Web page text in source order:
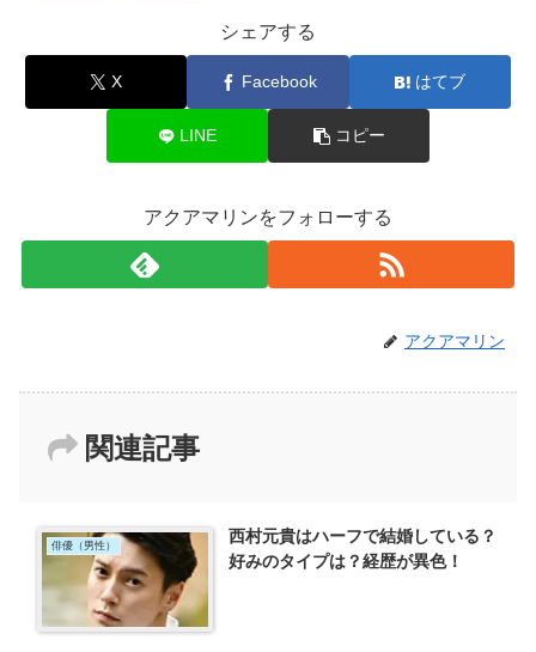
シェアする
X Facebook はてブ
LINE コピー
アクアマリンをフォローする
アクアマリン
関連記事
俳優（男性）
西村元貴はハーフで結婚している？
好みのタイプは？経歴が異色！